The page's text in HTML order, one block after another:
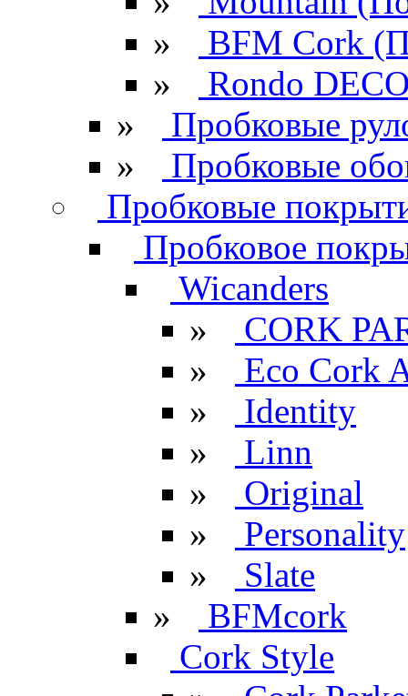
»
BFM Cork
»
Rondo
»
Пробковые
»
Пробковые
Пробковые
Пробковое
Wicanders
»
CORK
»
Eco Cork
»
Identity
»
Linn
»
Original
»
Personality
»
Slate
»
BFMcork
Cork Style